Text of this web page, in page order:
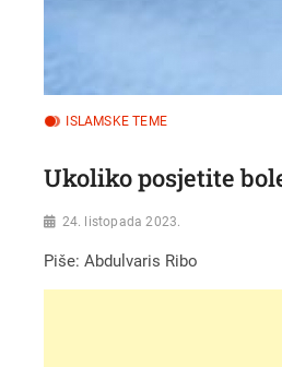
ISLAMSKE TEME
Ukoliko posjetite
24. listopada 2023.
Piše: Abdulvaris Ribo